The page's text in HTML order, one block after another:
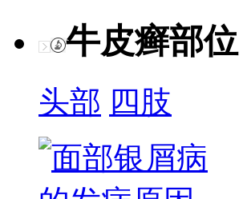
牛皮癣部位
头部 四肢